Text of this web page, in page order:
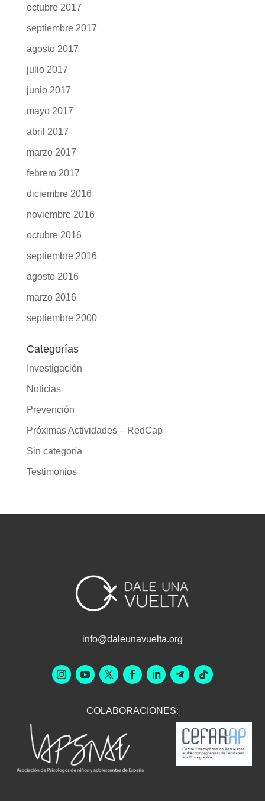
octubre 2017
septiembre 2017
agosto 2017
julio 2017
junio 2017
mayo 2017
abril 2017
marzo 2017
febrero 2017
diciembre 2016
noviembre 2016
octubre 2016
septiembre 2016
agosto 2016
marzo 2016
septiembre 2000
Categorías
Investigación
Noticias
Prevención
Próximas Actividades – RedCap
Sin categoría
Testimonios
info@daleunavuelta.org
COLABORACIONES: